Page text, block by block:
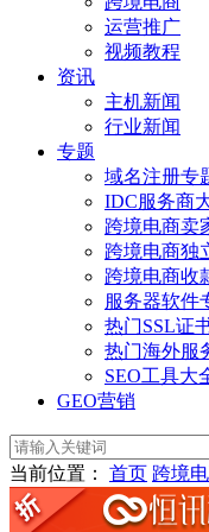
运营推广
视频教程
资讯
主机新闻
行业新闻
专题
域名注册专
IDC服务商
跨境电商卖
跨境电商独
跨境电商收
服务器软件
热门SSL证
热门海外服
SEO工具大
GEO营销
当前位置 ： 首页 跨境